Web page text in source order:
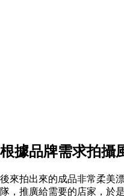
根據品牌需求拍攝
後來拍出來的成品非常柔美
隊，推廣給需要的店家，於